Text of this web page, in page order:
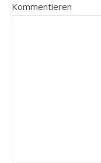
Kommentieren